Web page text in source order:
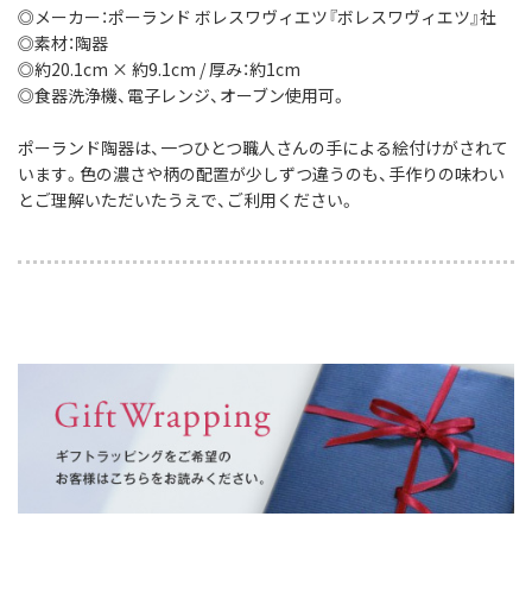
◎メーカー：ポーランド ボレスワヴィエツ『ボレスワヴィエツ』社
◎素材：陶器
◎約20.1cm × 約9.1cm / 厚み：約1cm
◎食器洗浄機、電子レンジ、オーブン使用可。
ポーランド陶器は、一つひとつ職人さんの手による絵付けがされて
います。色の濃さや柄の配置が少しずつ違うのも、手作りの味わい
とご理解いただいたうえで、ご利用ください。